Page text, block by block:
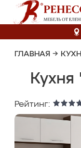
ГЛАВНАЯ →
Рейтинг: